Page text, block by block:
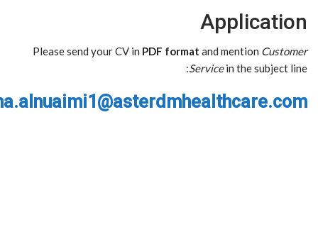
Application
Please send your CV in PDF format and mention Customer
Servicein the subject line: